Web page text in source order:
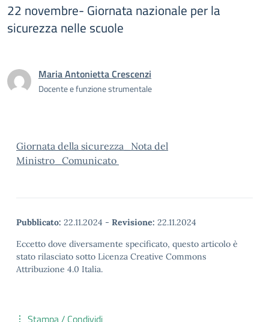
22 novembre- Giornata nazionale per la
sicurezza nelle scuole
Maria Antonietta Crescenzi
Docente e funzione strumentale
Giornata della sicurezza_Nota del
Ministro_Comunicato
Pubblicato: 22.11.2024 - Revisione: 22.11.2024
Eccetto dove diversamente specificato, questo articolo è
stato rilasciato sotto Licenza Creative Commons
Attribuzione 4.0 Italia.
Stampa / Condividi